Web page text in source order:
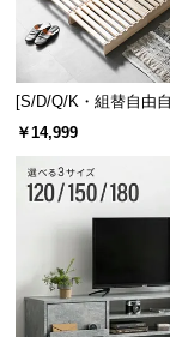
座面
深く腰かけ
座面の奥行きは
気分に合わせ
[S/D/Q/K・組替自由
ベッド 8/12/16枚セッ
￥14,999